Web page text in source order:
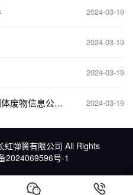
2024-03-19
2024-03-19
2024-03-19
废物信息公示
2024-03-19
弹簧有限公司 All Rights
2024069596号-1